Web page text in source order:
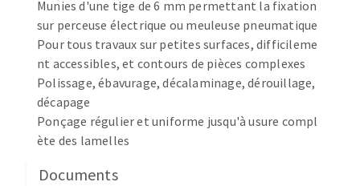
Bandes sans fin
Rouleaux d'atelier
MACHINES POUR LE TRAVAIL DU MÉTAL
Tronçonneuses
Scies à ruban
Perceuses
Perceuses magnétiques
Munies d'une tige de 6 mm permettant la fixation
sur perceuse électrique ou meuleuse pneumatique
Pour tous travaux sur petites surfaces, difficileme
nt accessibles, et contours de pièces complexes
Polissage, ébavurage, décalaminage, dérouillage,
décapage
Ponçage régulier et uniforme jusqu'à usure compl
ète des lamelles
Documents